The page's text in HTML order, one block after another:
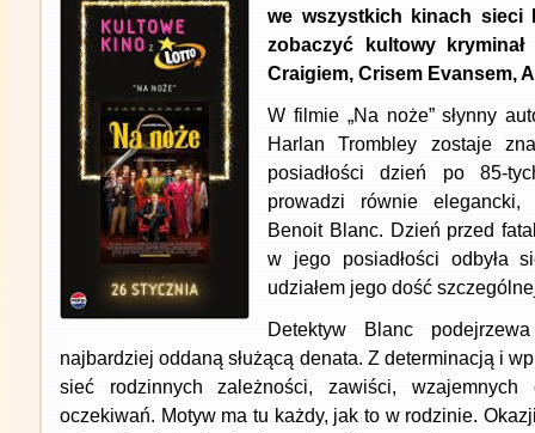
we wszystkich kinach sieci
zobaczyć kultowy
Craigiem, Crisem Evansem,
W filmie „Na noże” słynny
Harlan Trombley zostaje
posiadłości dzień po 85-
prowadzi równie
Benoit Blanc. Dzień przed
w jego posiadłości odbyła
udziałem jego dość
Detektyw Blanc
najbardziej oddaną służącą denata. Z determinacją i
sieć rodzinnych zależności, zawiści, wzajemnych
oczekiwań. Motyw ma tu każdy, jak to w rodzinie.